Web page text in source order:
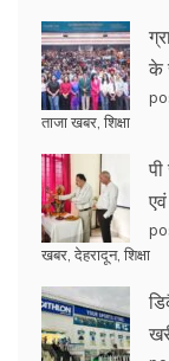
के
ताजा खबर शिक्षा
खबर देहरादून, शिक्षा